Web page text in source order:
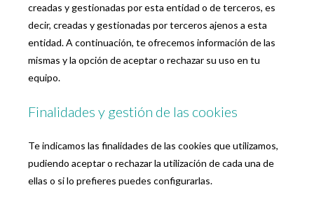
creadas y gestionadas por esta entidad o de terceros, es
decir, creadas y gestionadas por terceros ajenos a esta
entidad. A continuación, te ofrecemos información de las
mismas y la opción de aceptar o rechazar su uso en tu
equipo.
Finalidades y gestión de las cookies
Te indicamos las finalidades de las cookies que utilizamos,
pudiendo aceptar o rechazar la utilización de cada una de
ellas o si lo prefieres puedes configurarlas.